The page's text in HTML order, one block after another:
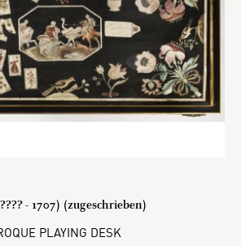
- 1707) (zugeschrieben)
PLAYING DESK